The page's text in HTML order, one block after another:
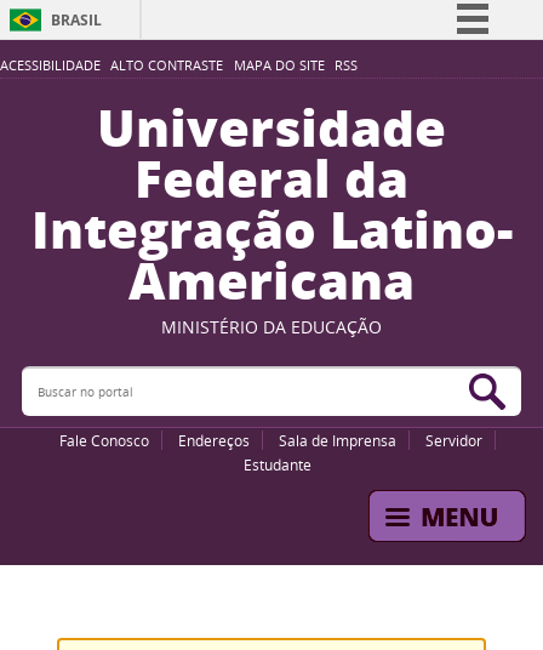
ACESSIBILIDADE ALTO CONTRASTE MAPA DO SITE RSS
BRASIL
Simplifique!
Participe
Acesso à informação
Legislação
Canais
Universidade
Federal da
Integração Latino-
Americana
MINISTÉRIO DA EDUCAÇÃO
Buscar no portal
Fale Conosco Endereços Sala de Imprensa
Servidor
Estudante